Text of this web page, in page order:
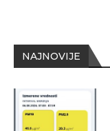
NAJNOVIJE